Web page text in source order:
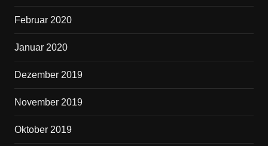
Februar 2020
Januar 2020
Dezember 2019
November 2019
Oktober 2019